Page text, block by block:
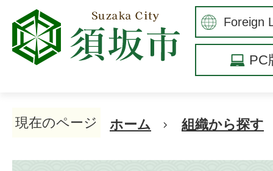
PC
現在のページ ホーム 組織から探す